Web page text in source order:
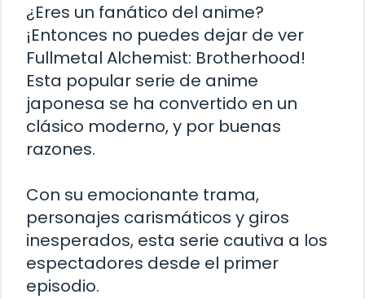
¿Eres un fanático del anime?
¡Entonces no puedes dejar de ver
Fullmetal Alchemist: Brotherhood!
Esta popular serie de anime
japonesa se ha convertido en un
clásico moderno, y por buenas
razones.
Con su emocionante trama,
personajes carismáticos y giros
inesperados, esta serie cautiva a los
espectadores desde el primer
episodio.